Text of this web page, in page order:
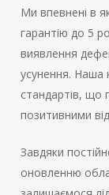
Ми впевнені в
гарантію до 5
виявлення
усунення. Наша
стандартів, що
позитивними
Завдяки
оновленню